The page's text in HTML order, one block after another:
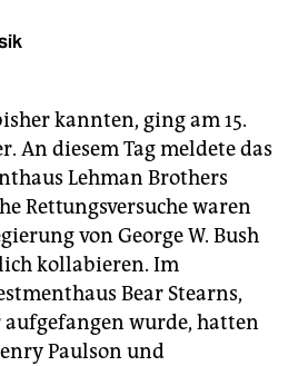
kannten, ging am 15.
An diesem Tag meldete das
Lehman Brothers
Rettungsversuche waren
von George W. Bush
kollabieren. Im
Bear Stearns,
wurde, hatten
Paulson und